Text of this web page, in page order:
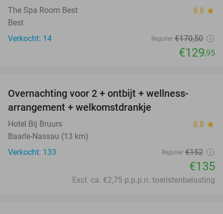
The Spa Room Best 8.8 star
Best
Verkocht: 14
Regulier €170,50
€129,95
Overnachting voor 2 + ontbijt + wellness-
arrangement + welkomstdrankje
Hotel Bij Bruurs 8.8 star
Baarle-Nassau (13 km)
Verkocht: 133
Regulier €152
€135
Excl. ca. €2,75 p.p.p.n. toeristenbelasting